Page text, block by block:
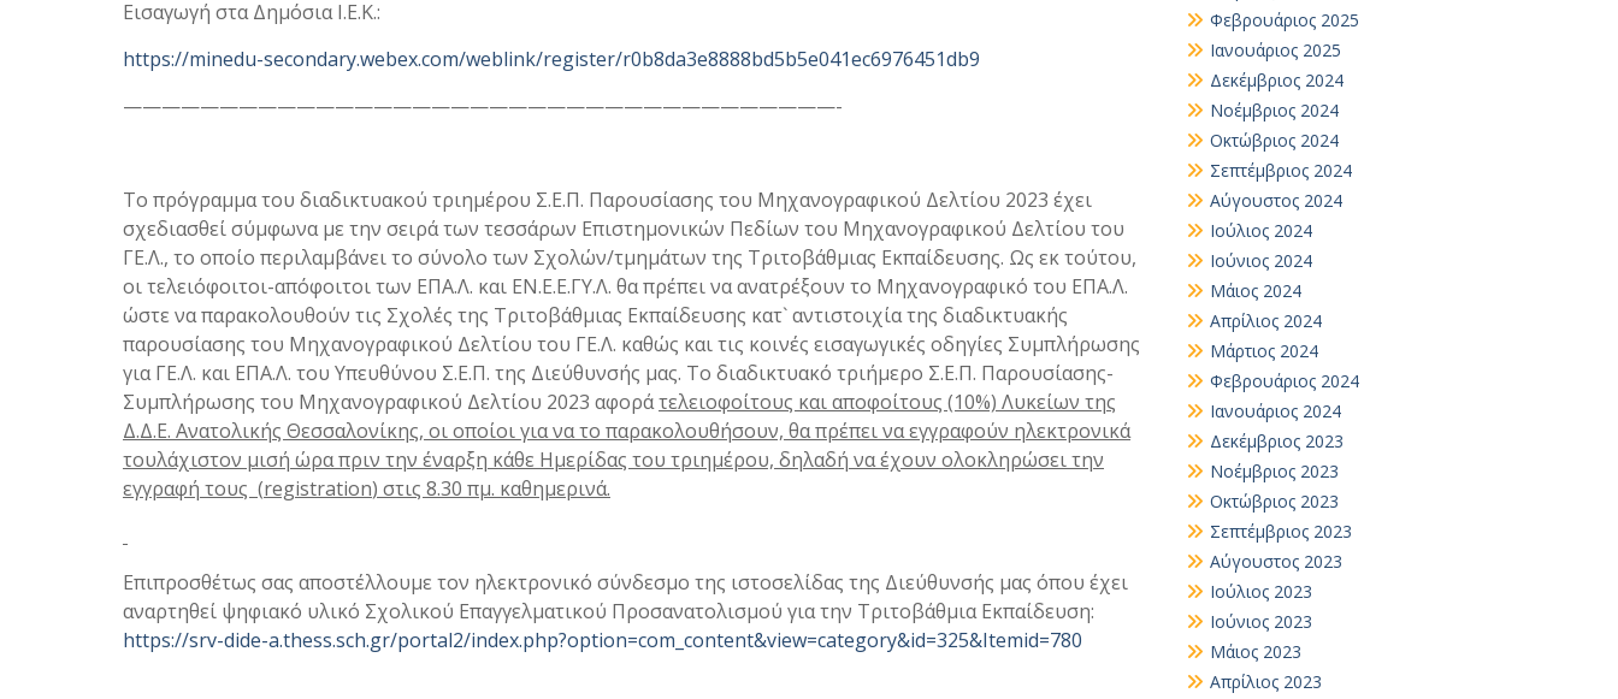
Εισαγωγή στα Δημόσια Ι.Ε.Κ.:
https://minedu-secondary.webex.com/weblink/register/r0b8da3e8888bd5b5e041ec6976451db9
—————————————————————————————————————-
Το πρόγραμμα του διαδικτυακού τριημέρου Σ.Ε.Π. Παρουσίασης του Μηχανογραφικού Δελτίου 2023 έχει
σχεδιασθεί σύμφωνα με την σειρά των τεσσάρων Επιστημονικών Πεδίων του Μηχανογραφικού Δελτίου του
ΓΕ.Λ., το οποίο περιλαμβάνει το σύνολο των Σχολών/τμημάτων της Τριτοβάθμιας Εκπαίδευσης. Ως εκ τούτου,
οι τελειόφοιτοι-απόφοιτοι των ΕΠΑ.Λ. και ΕΝ.Ε.Ε.ΓΥ.Λ. θα πρέπει να ανατρέξουν το Μηχανογραφικό του ΕΠΑ.Λ.
ώστε να παρακολουθούν τις Σχολές της Τριτοβάθμιας Εκπαίδευσης κατ` αντιστοιχία της διαδικτυακής
παρουσίασης του Μηχανογραφικού Δελτίου του ΓΕ.Λ. καθώς και τις κοινές εισαγωγικές οδηγίες Συμπλήρωσης
για ΓΕ.Λ. και ΕΠΑ.Λ. του Υπευθύνου Σ.Ε.Π. της Διεύθυνσής μας. Το διαδικτυακό τριήμερο Σ.Ε.Π. Παρουσίασης-
Συμπλήρωσης του Μηχανογραφικού Δελτίου 2023 αφοράτελειοφοίτους και αποφοίτους (10%) Λυκείων της
Δ.Δ.Ε. Ανατολικής Θεσσαλονίκης, οι οποίοι για να το παρακολουθήσουν, θα πρέπει να εγγραφούν ηλεκτρονικά
τουλάχιστον μισή ώρα πριν την έναρξη κάθε Ημερίδας του τριημέρου, δηλαδή να έχουν ολοκληρώσει την
εγγραφή τους (registration) στις 8.30 πμ. καθημερινά.
Επιπροσθέτως σας αποστέλλουμε τον ηλεκτρονικό σύνδεσμο της ιστοσελίδας της Διεύθυνσής μας όπου έχει
αναρτηθεί ψηφιακό υλικό Σχολικού Επαγγελματικού Προσανατολισμού για την Τριτοβάθμια Εκπαίδευση:
https://srv-dide-a.thess.sch.gr/portal2/index.php?option=com_content&view=category&id=325&Itemid=780
Φεβρουάριος 2025
Ιανουάριος 2025
Δεκέμβριος 2024
Νοέμβριος 2024
Οκτώβριος 2024
Σεπτέμβριος 2024
Αύγουστος 2024
Ιούλιος 2024
Ιούνιος 2024
Μάιος 2024
Απρίλιος 2024
Μάρτιος 2024
Φεβρουάριος 2024
Ιανουάριος 2024
Δεκέμβριος 2023
Νοέμβριος 2023
Οκτώβριος 2023
Σεπτέμβριος 2023
Αύγουστος 2023
Ιούλιος 2023
Ιούνιος 2023
Μάιος 2023
Απρίλιος 2023